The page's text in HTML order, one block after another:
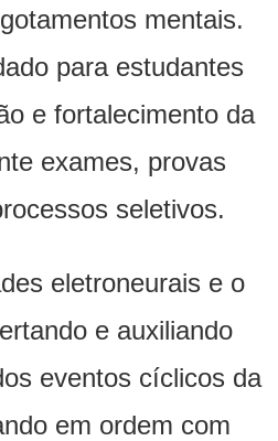
mentais.
para estudantes
e fortalecimento da
exames, provas
seletivos.
eletroneurais e o
e auxiliando
eventos cíclicos da
em ordem com